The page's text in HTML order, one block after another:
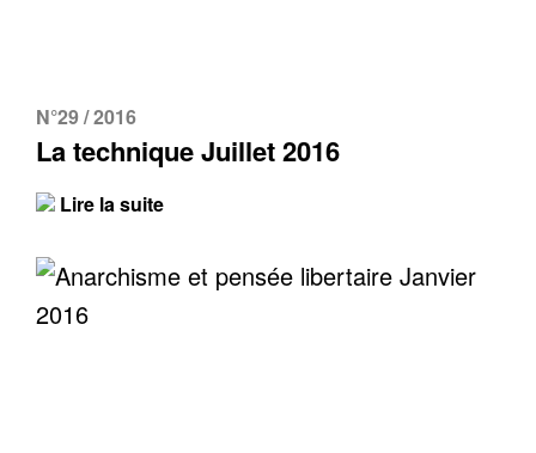
N°29 / 2016
La technique Juillet 2016
Lire la suite